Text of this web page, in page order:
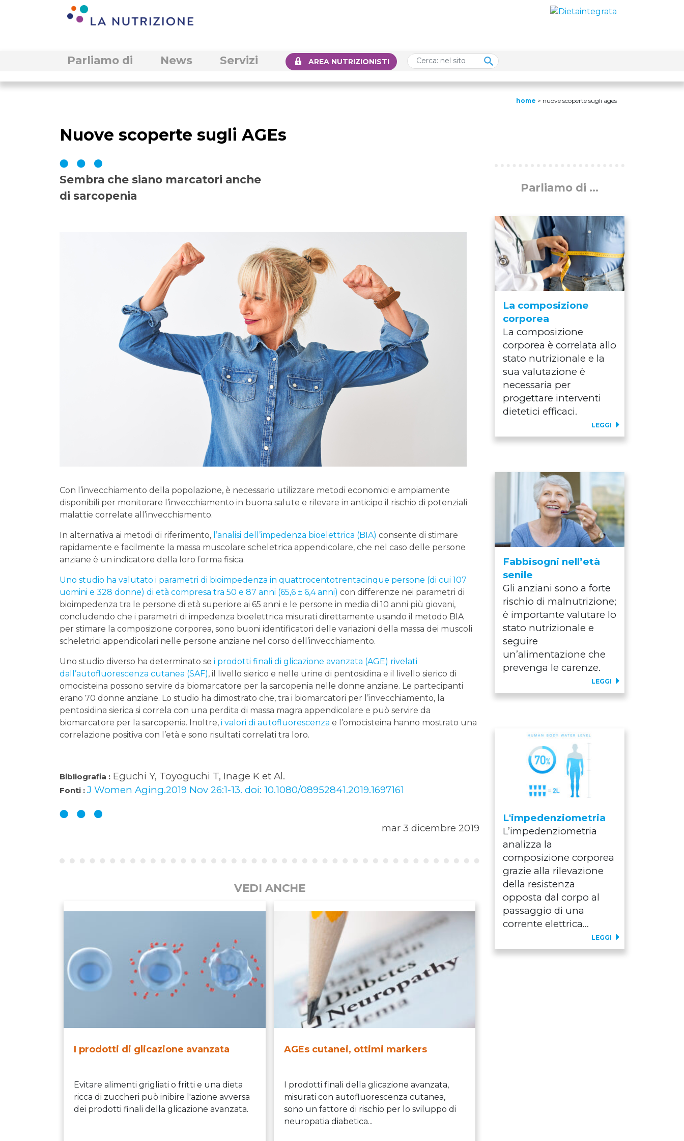
Parliamo di News Servizi AREA NUTRIZIONISTI
home > nuove scoperte sugli ages
Nuove scoperte sugli AGEs
Sembra che siano marcatori anche
di sarcopenia
Con l’invecchiamento della popolazione, è necessario utilizzare metodi economici e ampiamente
disponibili per monitorare l’invecchiamento in buona salute e rilevare in anticipo il rischio di potenziali
malattie correlate all’invecchiamento.
In alternativa ai metodi di riferimento, l’analisi dell’impedenza bioelettrica (BIA) consente di stimare
rapidamente e facilmente la massa muscolare scheletrica appendicolare, che nel caso delle persone
anziane è un indicatore della loro forma fisica.
Uno studio ha valutato i parametri di bioimpedenza in quattrocentotrentacinque persone (di cui 107
uomini e 328 donne) di età compresa tra 50 e 87 anni (65,6 ± 6,4 anni) con differenze nei parametri di
bioimpedenza tra le persone di età superiore ai 65 anni e le persone in media di 10 anni più giovani,
concludendo che i parametri di impedenza bioelettrica misurati direttamente usando il metodo BIA
per stimare la composizione corporea, sono buoni identificatori delle variazioni della massa dei muscoli
scheletrici appendicolari nelle persone anziane nel corso dell’invecchiamento.
Uno studio diverso ha determinato se i prodotti finali di glicazione avanzata (AGE) rivelati
dall’autofluorescenza cutanea (SAF), il livello sierico e nelle urine di pentosidina e il livello sierico di
omocisteina possono servire da biomarcatore per la sarcopenia nelle donne anziane. Le partecipanti
erano 70 donne anziane. Lo studio ha dimostrato che, tra i biomarcatori per l’invecchiamento, la
pentosidina sierica si correla con una perdita di massa magra appendicolare e può servire da
biomarcatore per la sarcopenia. Inoltre, i valori di autofluorescenza e l’omocisteina hanno mostrato una
correlazione positiva con l’età e sono risultati correlati tra loro.
Bibliografia : Eguchi Y, Toyoguchi T, Inage K et Al.
Fonti :J Women Aging.2019 Nov 26:1-13. doi: 10.1080/08952841.2019.1697161
mar 3 dicembre 2019
VEDI ANCHE
I prodotti di glicazione avanzata
Evitare alimenti grigliati o fritti e una dieta
ricca di zuccheri può inibire l'azione avversa
dei prodotti finali della glicazione avanzata.
AGEs cutanei, ottimi markers
I prodotti finali della glicazione avanzata,
misurati con autofluorescenza cutanea,
sono un fattore di rischio per lo sviluppo di
neuropatia diabetica...
Parliamo di ...
La composizione
corporea
La composizione
corporea è correlata allo
stato nutrizionale e la
sua valutazione è
necessaria per
progettare interventi
dietetici efficaci.
LEGGI
Fabbisogni nell’età
senile
Gli anziani sono a forte
rischio di malnutrizione;
è importante valutare lo
stato nutrizionale e
seguire
un’alimentazione che
prevenga le carenze.
LEGGI
L'impedenziometria
L’impedenziometria
analizza la
composizione corporea
grazie alla rilevazione
della resistenza
opposta dal corpo al
passaggio di una
corrente elettrica...
LEGGI